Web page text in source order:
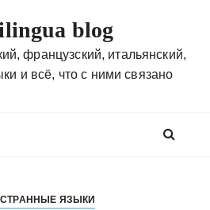
blog
французский, итальянский,
и всё, что с ними связано
ЯЗЫКИ